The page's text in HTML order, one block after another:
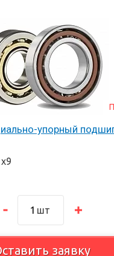
упорный
шт
заявку